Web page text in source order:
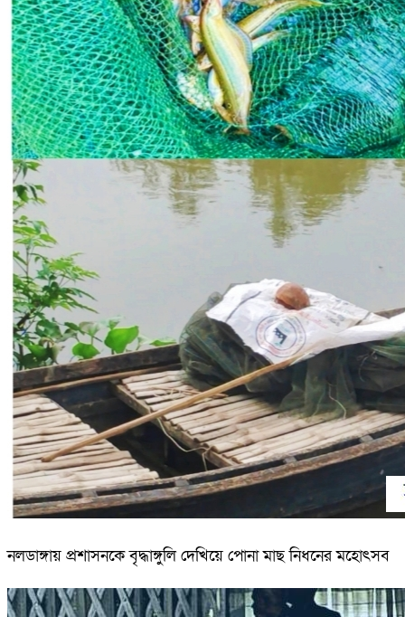
নলডাঙ্গায় প্রশাসনকে বৃদ্ধাঙ্গুলি দেখিয়ে পোনা মাছ নিধনের মহোৎসব